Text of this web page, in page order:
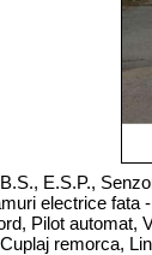
E.S.P.,
electrice fata -
Pilot automat,
Cuplaj remorca,